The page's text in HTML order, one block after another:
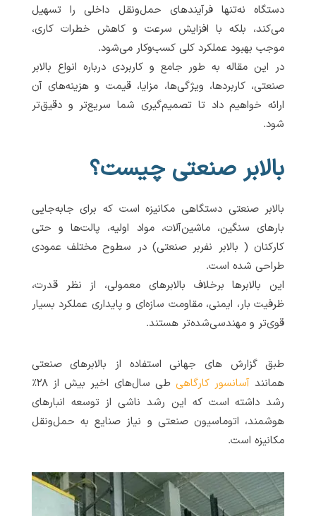
دستگاه نه‌تنها فرآیندهای حمل‌ونقل داخلی را تسهیل
می‌کند، بلکه با افزایش سرعت و کاهش خطرات کاری،
موجب بهبود عملکرد کلی کسب‌وکار می‌شود.
در این مقاله به طور جامع و کاربردی درباره انواع بالابر
صنعتی، کاربردها، ویژگی‌ها، مزایا، قیمت و هزینه‌های آن
ارائه خواهیم داد تا تصمیم‌گیری شما سریع‌تر و دقیق‌تر
شود.
بالابر صنعتی چیست؟
بالابر صنعتی دستگاهی مکانیزه است که برای جابه‌جایی
بارهای سنگین، ماشین‌آلات، مواد اولیه، پالت‌ها و حتی
کارکنان ( بالابر نفربر صنعتی) در سطوح مختلف عمودی
طراحی شده است.
این بالابرها برخلاف بالابرهای معمولی، از نظر قدرت،
ظرفیت بار، ایمنی، مقاومت سازه‌ای و پایداری عملکرد بسیار
قوی‌تر و مهندسی‌شده‌تر هستند.
طبق گزارش های جهانی استفاده از بالابرهای صنعتی
همانند آسانسور کارگاهی
طی سال‌های اخیر بیش از ۲۸٪
رشد داشته است که این رشد ناشی از توسعه انبارهای
هوشمند، اتوماسیون صنعتی و نیاز صنایع به حمل‌ونقل
مکانیزه است.